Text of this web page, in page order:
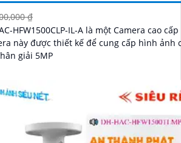
₫
HFW1500CLP-IL-A là một Camera cao
giải 5MP